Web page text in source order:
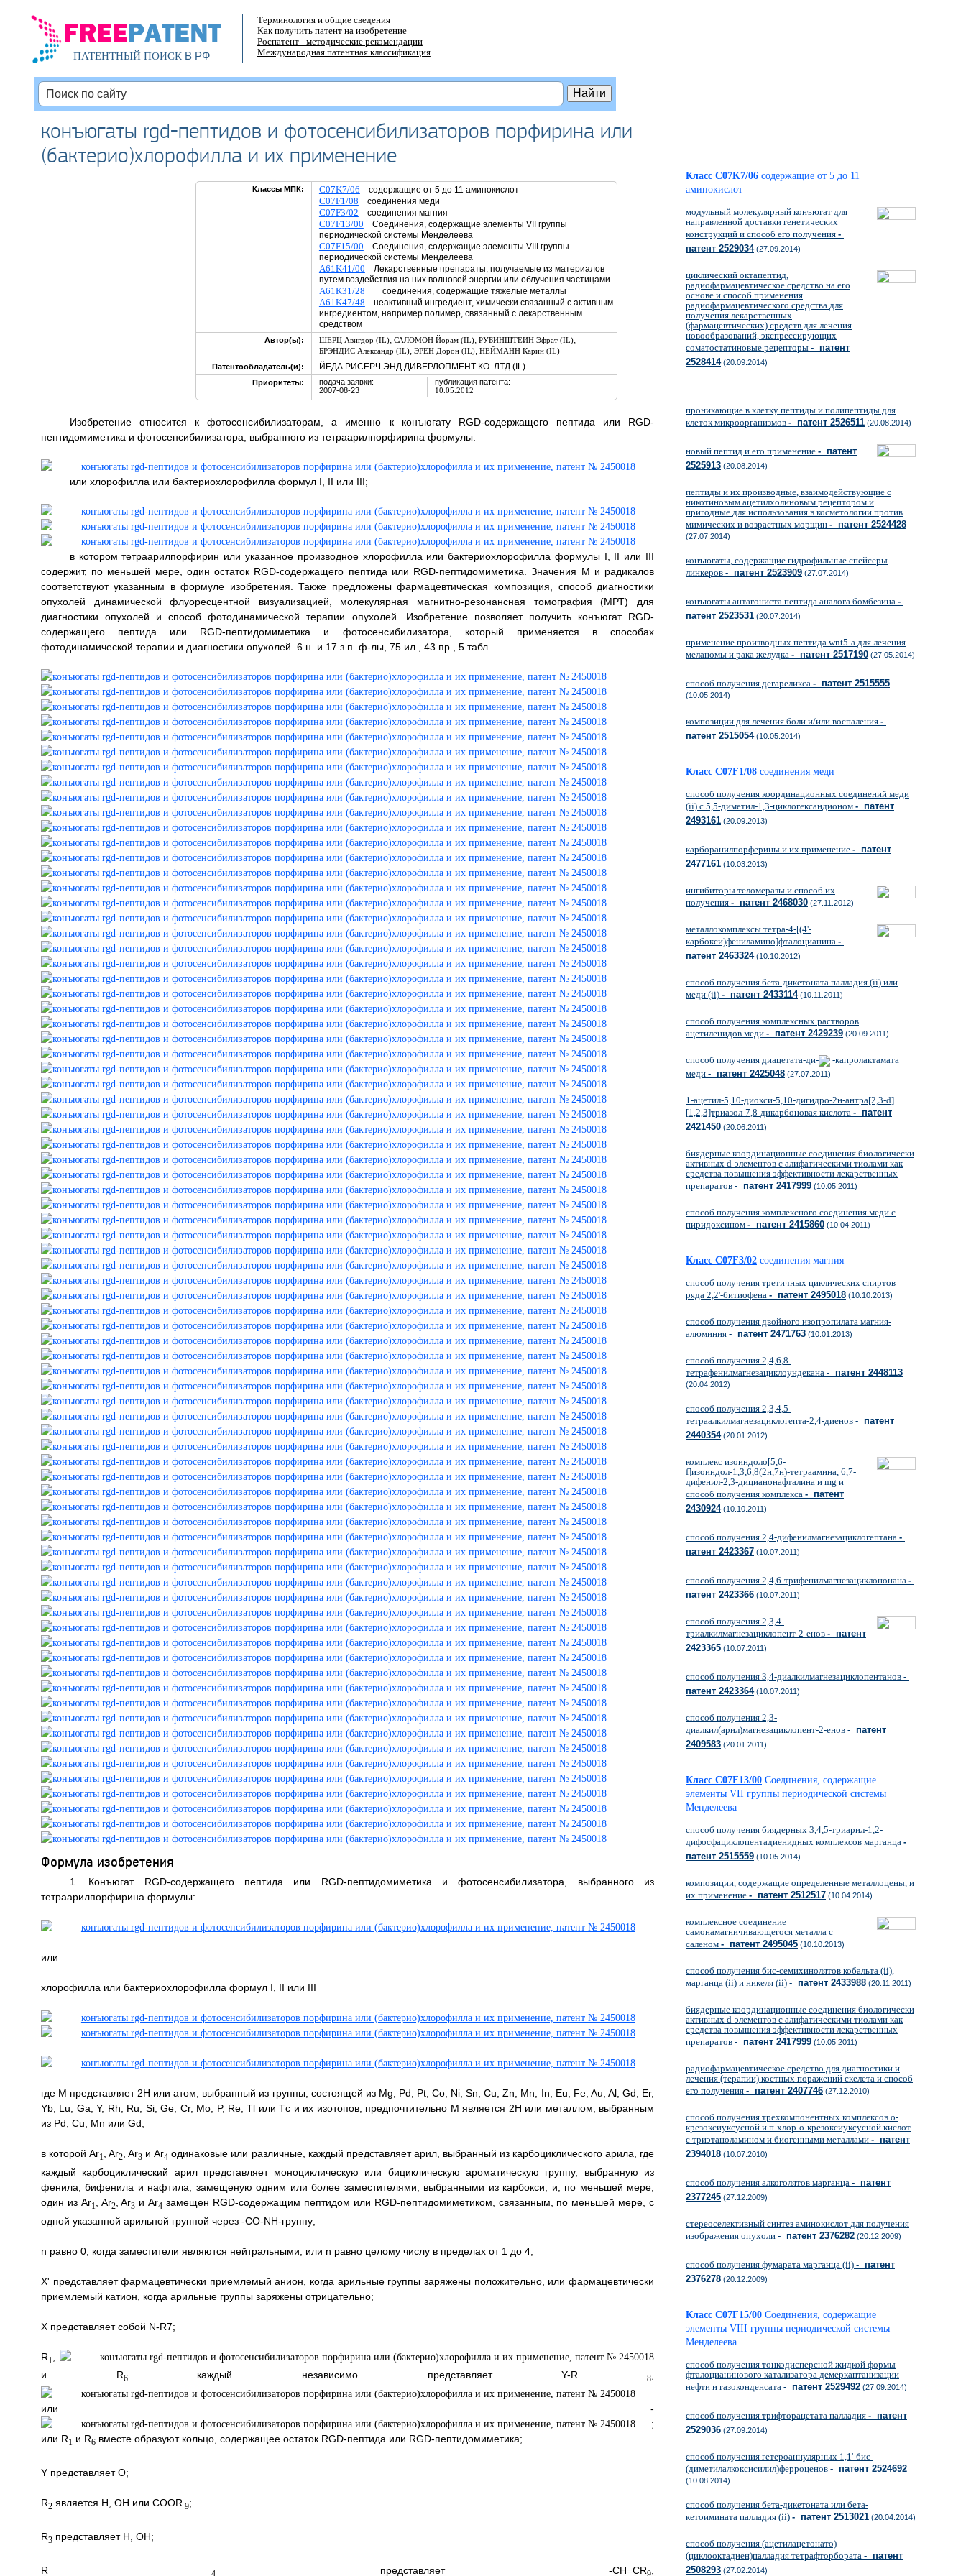
ПАТЕНТНЫЙ ПОИСКВ РФ
Терминология и общие сведения
Как получить патент на изобретение
Роспатент - методические рекомендации
Международная патентная классификация
конъюгаты rgd-пептидов и фотосенсибилизаторов порфирина или
(бактерио)хлорофилла и их применение
Классы МПК: C07K7/06 содержащие от 5 до 11 аминокислот
C07F1/08 соединения меди
C07F3/02 соединения магния
C07F13/00 Соединения, содержащие элементы VII группы
периодической системы Менделеева
C07F15/00 Соединения, содержащие элементы VIII группы
периодической системы Менделеева
A61K41/00 Лекарственные препараты, получаемые из материалов
путем воздействия на них волновой энергии или облучения частицами
A61K31/28 соединения, содержащие тяжелые металлы
A61K47/48 неактивный ингредиент, химически связанный с активным
ингредиентом, например полимер, связанный с лекарственным
средством
Автор(ы): ШЕРЦ Авигдор (IL), САЛОМОН Йорам (IL), РУБИНШТЕИН Эфрат (IL),
БРЭНДИС Александр (IL), ЭРЕН Дорон (IL), НЕЙМАНН Карин (IL)
Патентообладатель(и):
ЙЕДА РИСЕРЧ ЭНД ДИВЕРЛОПМЕНТ КО. ЛТД (IL)
Приоритеты:
подача заявки:
2007-08-23
публикация патента:
10.05.2012
Изобретение относится к фотосенсибилизаторам, а именно к конъюгату RGD-содержащего пептида или RGD-
пептидомиметика и фотосенсибилизатора, выбранного из тетраарилпорфирина формулы:
или хлорофилла или бактериохлорофилла формул I, II или III;
в котором тетраарилпорфирин или указанное производное хлорофилла или бактериохлорофилла формулы I, II или III
содержит, по меньшей мере, один остаток RGD-содержащего пептида или RGD-пептидомиметика. Значения М и радикалов
соответствуют указанным в формуле изобретения. Также предложены фармацевтическая композиция, способ диагностики
опухолей динамической флуоресцентной визуализацией, молекулярная магнитно-резонансная томография (МРТ) для
диагностики опухолей и способ фотодинамической терапии опухолей. Изобретение позволяет получить конъюгат RGD-
содержащего пептида или RGD-пептидомиметика и фотосенсибилизатора, который применяется в способах
фотодинамической терапии и диагностики опухолей. 6 н. и 17 з.п. ф-лы, 75 ил., 43 пр., 5 табл.
Формула изобретения
1. Конъюгат RGD-содержащего пептида или RGD-пептидомиметика и фотосенсибилизатора, выбранного из
тетраарилпорфирина формулы:
или
хлорофилла или бактериохлорофилла формул I, II или III
где М представляет 2Н или атом, выбранный из группы, состоящей из Mg, Pd, Pt, Co, Ni, Sn, Cu, Zn, Mn, In, Eu, Fe, Au, Al, Gd, Er,
Yb, Lu, Ga, Y, Rh, Ru, Si, Ge, Cr, Mo, P, Re, Tl или Тc и их изотопов, предпочтительно М является 2Н или металлом, выбранным
из Pd, Cu, Mn или Gd;
в которой Ar1 , Ar2 , Ar3 и Ar4 одинаковые или различные, каждый представляет арил, выбранный из карбоциклического арила, где
каждый карбоциклический арил представляет моноциклическую или бициклическую ароматическую группу, выбранную из
фенила, бифенила и нафтила, замещеную одним или более заместителями, выбранными из карбокси, и, по меньшей мере,
один из Ar1 , Ar2, Ar3 и Ar4 замещен RGD-содержащим пептидом или RGD-пептидомиметиком, связанным, по меньшей мере, с
одной указанной арильной группой через -СО-NH-группу;
n равно 0, когда заместители являются нейтральными, или n равно целому числу в пределах от 1 до 4;
X' представляет фармацевтически приемлемый анион, когда арильные группы заряжены положительно, или фармацевтически
приемлемый катион, когда арильные группы заряжены отрицательно;
Х представляет собой N-R7;
R1
и R6каждый независимо представляет Y-R 8,
или -
;
или R1 и R6вместе образуют кольцо, содержащее остаток RGD-пептида или RGD-пептидомиметика;
Y представляет О;
R2является Н, ОН или COOR9;
R3представляет Н, ОН;
R4 представляет -CH=CR9
Класс C07K7/06 содержащие от 5 до 11
аминокислот
модульный молекулярный конъюгат для
направленной доставки генетических
конструкций и способ его получения -
патент 2529034(27.09.2014)
циклический октапептид,
радиофармацевтическое средство на его
основе и способ применения
радиофармацевтического средства для
получения лекарственных
(фармацевтических) средств для лечения
новообразований, экспрессирующих
соматостатиновые рецепторы - патент
2528414(20.09.2014)
проникающие в клетку пептиды и полипептиды для
клеток микроорганизмов - патент 2526511 (20.08.2014)
новый пептид и его применение - патент
2525913 (20.08.2014)
пептиды и их производные, взаимодействующие с
никотиновым ацетилхолиновым рецептором и
пригодные для использования в косметологии против
мимических и возрастных морщин - патент 2524428
(27.07.2014)
конъюгаты, содержащие гидрофильные спейсеры
линкеров - патент 2523909 (27.07.2014)
конъюгаты антагониста пептида аналога бомбезина -
патент 2523531 (20.07.2014)
применение производных пептида wnt5-a для лечения
меланомы и рака желудка - патент 2517190 (27.05.2014)
способ получения дегареликса - патент 2515555
(10.05.2014)
композиции для лечения боли и/или воспаления -
патент 2515054(10.05.2014)
Класс C07F1/08 соединения меди
способ получения координационных соединений меди
(ii) с 5,5-диметил-1,3-циклогександионом - патент
2493161 (20.09.2013)
карборанилпорферины и их применение - патент
2477161 (10.03.2013)
ингибиторы теломеразы и способ их
получения - патент 2468030 (27.11.2012)
металлокомплексы тетра-4-[(4'-
карбокси)фениламино]фталоцианина -
патент 2463324(10.10.2012)
способ получения бета-дикетоната палладия (ii) или
меди (ii) - патент 2433114(10.11.2011)
способ получения комплексных растворов
ацетиленидов меди - патент 2429239 (20.09.2011)
способ получения диацетата-ди-
-капролактамата
меди - патент 2425048 (27.07.2011)
1-ацетил-5,10-диокси-5,10-дигидро-2н-антра[2,3-d]
[1,2,3]триазол-7,8-дикарбоновая кислота - патент
2421450 (20.06.2011)
биядерные координационные соединения биологически
активных d-элементов с алифатическими тиолами как
средства повышения эффективности лекарственных
препаратов - патент 2417999 (10.05.2011)
способ получения комплексного соединения меди с
пиридоксином - патент 2415860 (10.04.2011)
Класс C07F3/02 соединения магния
способ получения третичных циклических спиртов
ряда 2,2'-битиофена - патент 2495018 (10.10.2013)
способ получения двойного изопропилата магния-
алюминия - патент 2471763 (10.01.2013)
способ получения 2,4,6,8-
тетрафенилмагнезациклоундекана - патент 2448113
(20.04.2012)
способ получения 2,3,4,5-
тетраалкилмагнезациклогепта-2,4-диенов - патент
2440354(20.01.2012)
комплекс изоиндоло[5,6-
f]изоиндол-1,3,6,8(2н,7н)-тетраамина, 6,7-
дифенил-2,3-дицианонафталина и mg и
способ получения комплекса - патент
2430924(10.10.2011)
способ получения 2,4-дифенилмагнезациклогептана -
патент 2423367 (10.07.2011)
способ получения 2,4,6-трифенилмагнезациклононана -
патент 2423366 (10.07.2011)
способ получения 2,3,4-
триалкилмагнезациклопент-2-енов - патент
2423365 (10.07.2011)
способ получения 3,4-диалкилмагнезациклопентанов -
патент 2423364(10.07.2011)
способ получения 2,3-
диалкил(арил)магнезациклопент-2-енов - патент
2409583 (20.01.2011)
Класс C07F13/00 Соединения, содержащие
элементы VII группы периодической системы
Менделеева
способ получения биядерных 3,4,5-триарил-1,2-
дифосфациклопентадиенидных комплексов марганца -
патент 2515559 (10.05.2014)
композиции, содержащие определенные металлоцены, и
их применение - патент 2512517 (10.04.2014)
комплексное соединение
самонамагничивающегося металла с
саленом - патент 2495045 (10.10.2013)
способ получения бис-семихинолятов кобальта (ii),
марганца (ii) и никеля (ii) - патент 2433988 (20.11.2011)
биядерные координационные соединения биологически
активных d-элементов с алифатическими тиолами как
средства повышения эффективности лекарственных
препаратов - патент 2417999 (10.05.2011)
радиофармацевтическое средство для диагностики и
лечения (терапии) костных поражений скелета и способ
его получения - патент 2407746 (27.12.2010)
способ получения трехкомпонентных комплексов о-
крезоксиуксусной и п-хлор-о-крезоксиуксусной кислот
с триэтаноламином и биогенными металлами - патент
2394018 (10.07.2010)
способ получения алкоголятов марганца - патент
2377245 (27.12.2009)
стереоселективный синтез аминокислот для получения
изображения опухоли - патент 2376282 (20.12.2009)
способ получения фумарата марганца (ii) - патент
2376278 (20.12.2009)
Класс C07F15/00 Соединения, содержащие
элементы VIII группы периодической системы
Менделеева
способ получения тонкодисперсной жидкой формы
фталоцианинового катализатора демеркаптанизации
нефти и газоконденсата - патент 2529492 (27.09.2014)
способ получения трифторацетата палладия - патент
2529036 (27.09.2014)
способ получения гетероаннулярных 1,1'-бис-
(диметилалкоксисилил)ферроценов - патент 2524692
(10.08.2014)
способ получения бета-дикетоната или бета-
кетоимината палладия (ii) - патент 2513021 (20.04.2014)
способ получения (ацетилацетонато)
(циклооктадиен)палладия тетрафторбората - патент
2508293 (27.02.2014)